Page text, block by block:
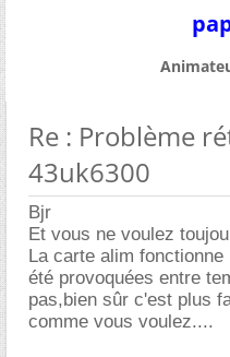
Re : Problème
43uk6300
Bjr
Et vous ne voulez
La carte alim fonctionne
été provoquées entre
pas,bien sûr c'est plus
comme vous voulez....